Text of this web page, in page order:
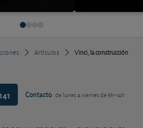
Artículos
Vinci, la construcción
Contacto de lunes a viernes de 9h-14h